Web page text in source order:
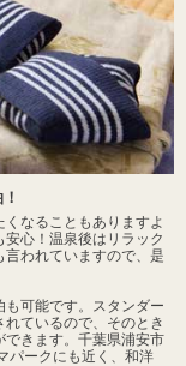
なることもありますよ
心！温泉後はリラック
われていますので、是
可能です。スタンダー
ているので、そのとき
きます。千葉県浦安市
パークにも近く、和洋